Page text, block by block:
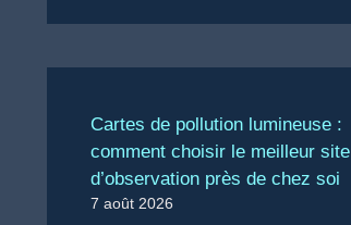
Cartes de pollution lumineuse :
comment choisir le meilleur site
d’observation près de chez soi
7 août 2026